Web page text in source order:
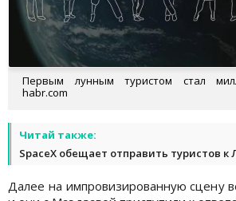
Первым лунным туристом стал
habr.com
Читай также:
SpaceX обещает отправить туристов к
Далее на импровизированную сцену